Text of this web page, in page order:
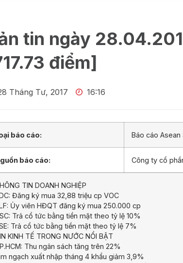
tin ngày
điểm]
Tháng Tư, 2017 16:16
báo cáo: Báo cáo Asean
báo cáo: Công ty cổ
TIN DOANH NGHIỆP
Đăng ký mua 32,88 triệu cp VOC
Ủy viên HĐQT đăng ký mua 250.000 cp
Trả cổ tức bằng tiền mặt theo tỷ lệ 10%
Trả cổ tức bằng tiền mặt theo tỷ lệ 7%
KINH TẾ TRONG NƯỚC NỔI BẬT
Thu ngân sách tăng trên 22%
ngạch xuất nhập tháng 4 khẩu giảm 3,9%